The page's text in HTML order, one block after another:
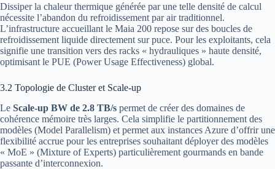
Dissiper la chaleur thermique générée par une telle densité de calcul
nécessite l’abandon du refroidissement par air traditionnel.
L’infrastructure accueillant le Maia 200 repose sur des boucles de
refroidissement liquide directement sur puce. Pour les exploitants, cela
signifie une transition vers des racks « hydrauliques » haute densité,
optimisant le PUE (Power Usage Effectiveness) global.
3.2 Topologie de Cluster et Scale-up
Le Scale-up BW de 2.8 TB/s permet de créer des domaines de
cohérence mémoire très larges. Cela simplifie le partitionnement des
modèles (Model Parallelism) et permet aux instances Azure d’offrir une
flexibilité accrue pour les entreprises souhaitant déployer des modèles
« MoE » (Mixture of Experts) particulièrement gourmands en bande
passante d’interconnexion.